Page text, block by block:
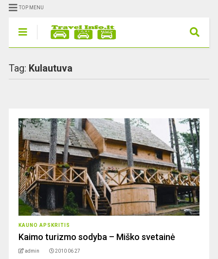
TOP MENU
Tag: Kulautuva
KAUNO APSKRITIS
Kaimo turizmo sodyba – Miško svetainė
admin 2010 06 27